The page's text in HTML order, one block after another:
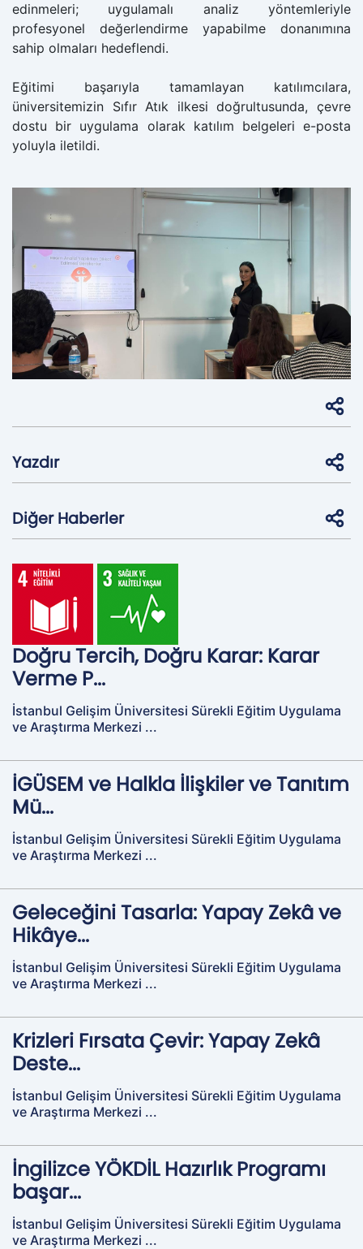
edinmeleri; uygulamalı analiz yöntemleriyle
profesyonel değerlendirme yapabilme donanımına
sahip olmaları hedeflendi.
Eğitimi başarıyla tamamlayan katılımcılara,
üniversitemizin Sıfır Atık ilkesi doğrultusunda, çevre
dostu bir uygulama olarak katılım belgeleri e-posta
yoluyla iletildi.
Yazdır
Diğer Haberler
Doğru Tercih, Doğru Karar: Karar
Verme P...
İstanbul Gelişim Üniversitesi Sürekli Eğitim Uygulama
ve Araştırma Merkezi ...
İGÜSEM ve Halkla İlişkiler ve Tanıtım
Mü...
İstanbul Gelişim Üniversitesi Sürekli Eğitim Uygulama
ve Araştırma Merkezi ...
Geleceğini Tasarla: Yapay Zekâ ve
Hikâye...
İstanbul Gelişim Üniversitesi Sürekli Eğitim Uygulama
ve Araştırma Merkezi ...
Krizleri Fırsata Çevir: Yapay Zekâ
Deste...
İstanbul Gelişim Üniversitesi Sürekli Eğitim Uygulama
ve Araştırma Merkezi ...
İngilizce YÖKDİL Hazırlık Programı
başar...
İstanbul Gelişim Üniversitesi Sürekli Eğitim Uygulama
ve Araştırma Merkezi ...